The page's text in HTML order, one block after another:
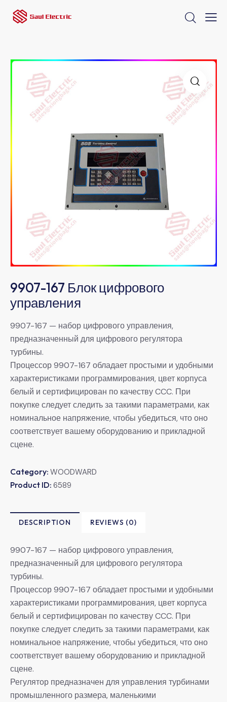
9907-167 Блок цифрового
управления
9907-167 — набор цифрового управления,
предназначенный для цифрового регулятора
турбины.
Процессор 9907-167 обладает простыми и удобными
характеристиками программирования, цвет корпуса
белый и сертифицирован по качеству CCC. При
покупке следует следить за такими параметрами, как
номинальное напряжение, чтобы убедиться, что оно
соответствует вашему оборудованию и прикладной
сцене.
Category: WOODWARD
Product ID: 6589
DESCRIPTION REVIEWS (0)
9907-167 — набор цифрового управления,
предназначенный для цифрового регулятора
турбины.
Процессор 9907-167 обладает простыми и удобными
характеристиками программирования, цвет корпуса
белый и сертифицирован по качеству CCC. При
покупке следует следить за такими параметрами, как
номинальное напряжение, чтобы убедиться, что оно
соответствует вашему оборудованию и прикладной
сцене.
Регулятор предназначен для управления турбинами
промышленного размера, маленькими